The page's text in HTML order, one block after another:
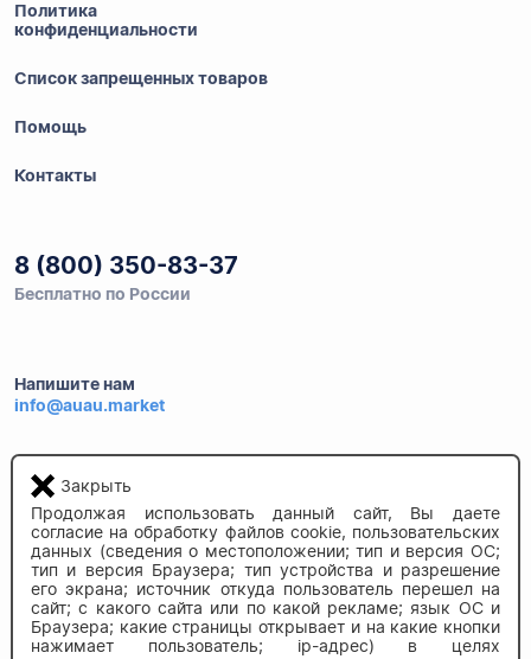
Политика
конфиденциальности
Список запрещенных товаров
Помощь
Контакты
8 (800) 350-83-37
Бесплатно по России
Напишите нам
info@auau.market
ул.Калязинская 6, оф. 2
Закрыть
Продолжая использовать данный сайт, Вы даете
согласие на обработку файлов cookie, пользовательских
данных (сведения о местоположении; тип и версия ОС;
тип и версия Браузера; тип устройства и разрешение
его экрана; источник откуда пользователь перешел на
сайт; с какого сайта или по какой рекламе; язык ОС и
Браузера; какие страницы открывает и на какие кнопки
нажимает пользователь; ip-адрес) в целях